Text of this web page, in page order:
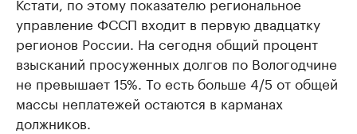
управление ФССП входит в первую двадцатку
регионов России. На сегодня общий процент
взысканий просуженных долгов по Вологодчине
не превышает 15%. То есть больше 4/5 от общей
массы неплатежей остаются в карманах
должников.